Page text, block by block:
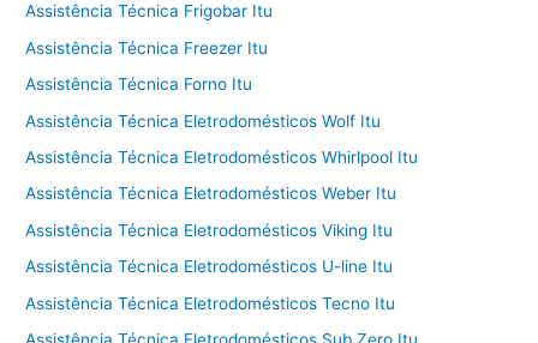
Assistência Técnica Frigobar Itu
Assistência Técnica Freezer Itu
Assistência Técnica Forno Itu
Assistência Técnica Eletrodomésticos Wolf Itu
Assistência Técnica Eletrodomésticos Whirlpool Itu
Assistência Técnica Eletrodomésticos Weber Itu
Assistência Técnica Eletrodomésticos Viking Itu
Assistência Técnica Eletrodomésticos U-line Itu
Assistência Técnica Eletrodomésticos Tecno Itu